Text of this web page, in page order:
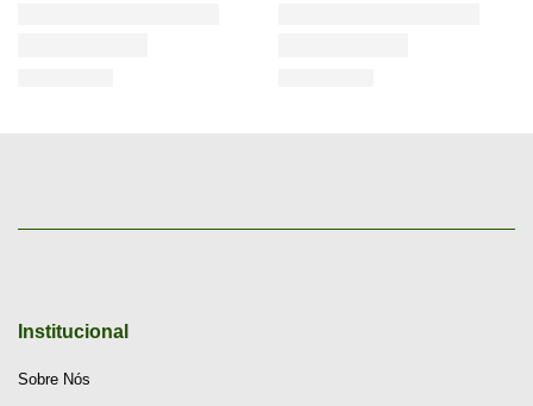
Institucional
Sobre Nós